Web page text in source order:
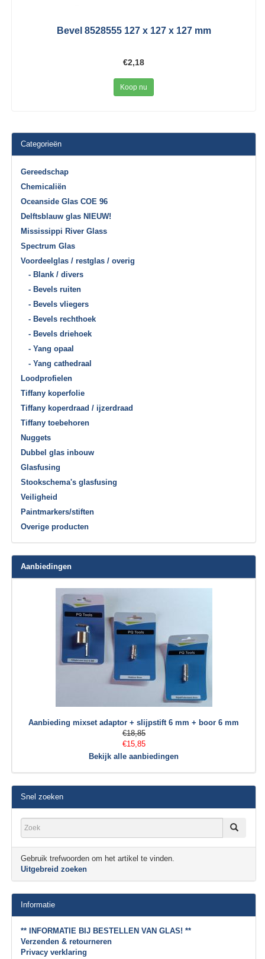
Bevel 8528555 127 x 127 x 127 mm
€2,18
Koop nu
Categorieën
Gereedschap
Chemicaliën
Oceanside Glas COE 96
Delftsblauw glas NIEUW!
Mississippi River Glass
Spectrum Glas
Voordeelglas / restglas / overig
- Blank / divers
- Bevels ruiten
- Bevels vliegers
- Bevels rechthoek
- Bevels driehoek
- Yang opaal
- Yang cathedraal
Loodprofielen
Tiffany koperfolie
Tiffany koperdraad / ijzerdraad
Tiffany toebehoren
Nuggets
Dubbel glas inbouw
Glasfusing
Stookschema's glasfusing
Veiligheid
Paintmarkers/stiften
Overige producten
Aanbiedingen
Aanbieding mixset adaptor + slijpstift 6 mm + boor 6 mm
€18,85
€15,85
Bekijk alle aanbiedingen
Snel zoeken
Gebruik trefwoorden om het artikel te vinden.
Uitgebreid zoeken
Informatie
** INFORMATIE BIJ BESTELLEN VAN GLAS! **
Verzenden & retourneren
Privacy verklaring